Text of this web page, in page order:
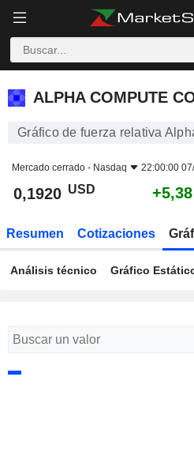
ALPHA COMPUTE CORP
ALPHA COMPUTE
Gráfico de fuerza relativa
Mercado cerrado - Nasdaq 22:00:00
0,1920 USD
Resumen Cotizaciones
Análisis técnico Gráfico